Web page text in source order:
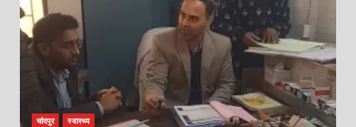
चांदपुर स्वास्थ्य